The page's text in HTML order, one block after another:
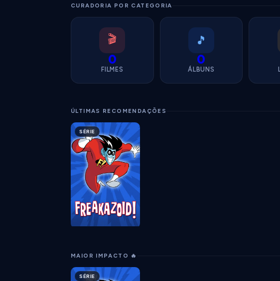
CURADORIA POR CATEGORIA
🎬
0
FILMES
🎵
0
ÁLBUNS
ÚLTIMAS RECOMENDAÇÕES
SÉRIE
MAIOR IMPACTO 🔥
SÉRIE